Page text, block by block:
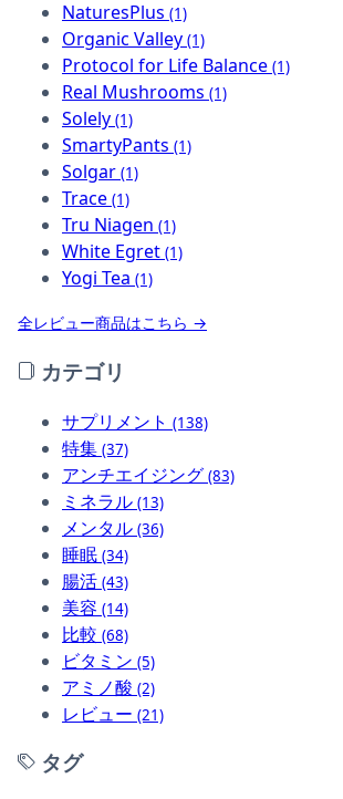
NaturesPlus (1)
Organic Valley (1)
Protocol for Life Balance (1)
Real Mushrooms (1)
Solely (1)
SmartyPants (1)
Solgar (1)
Trace (1)
Tru Niagen (1)
White Egret (1)
Yogi Tea (1)
全レビュー商品はこちら →
カテゴリ
サプリメント (138)
特集 (37)
アンチエイジング (83)
ミネラル (13)
メンタル (36)
睡眠 (34)
腸活 (43)
美容 (14)
比較 (68)
ビタミン (5)
アミノ酸 (2)
レビュー (21)
タグ